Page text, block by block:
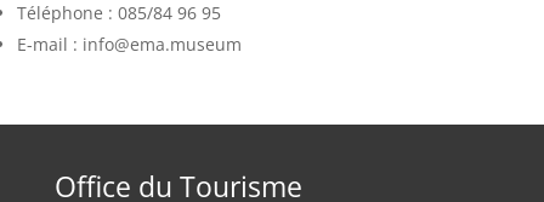
Téléphone : 085/84 96 95
E-mail : info@ema.museum
Office du Tourisme